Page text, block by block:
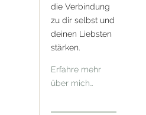
die Verbindung
zu dir selbst und
deinen Liebsten
stärken.
Erfahre mehr
über mich…